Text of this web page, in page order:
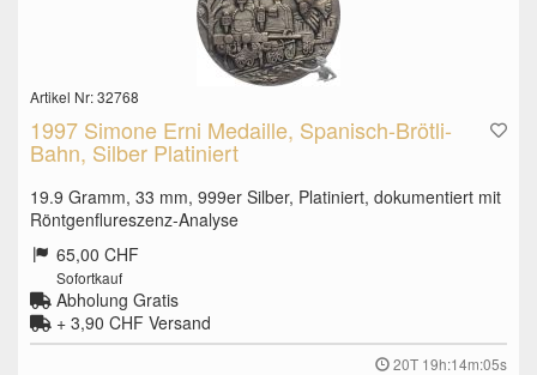
Artikel Nr: 32768
1997 Simone Erni Medaille, Spanisch-Brötli-
Bahn, Silber Platiniert
19.9 Gramm, 33 mm, 999er Silber, Platiniert, dokumentiert mit
Röntgenflureszenz-Analyse
65,00 CHF
Sofortkauf
Abholung Gratis
+ 3,90 CHF Versand
20T 19h:14m:04s